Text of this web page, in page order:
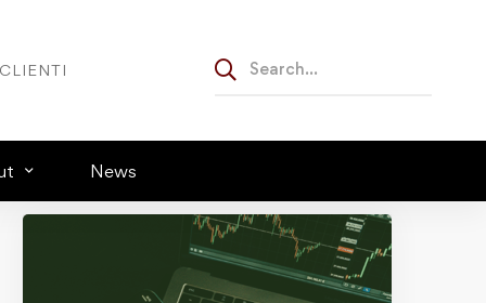
CLIENTI
News